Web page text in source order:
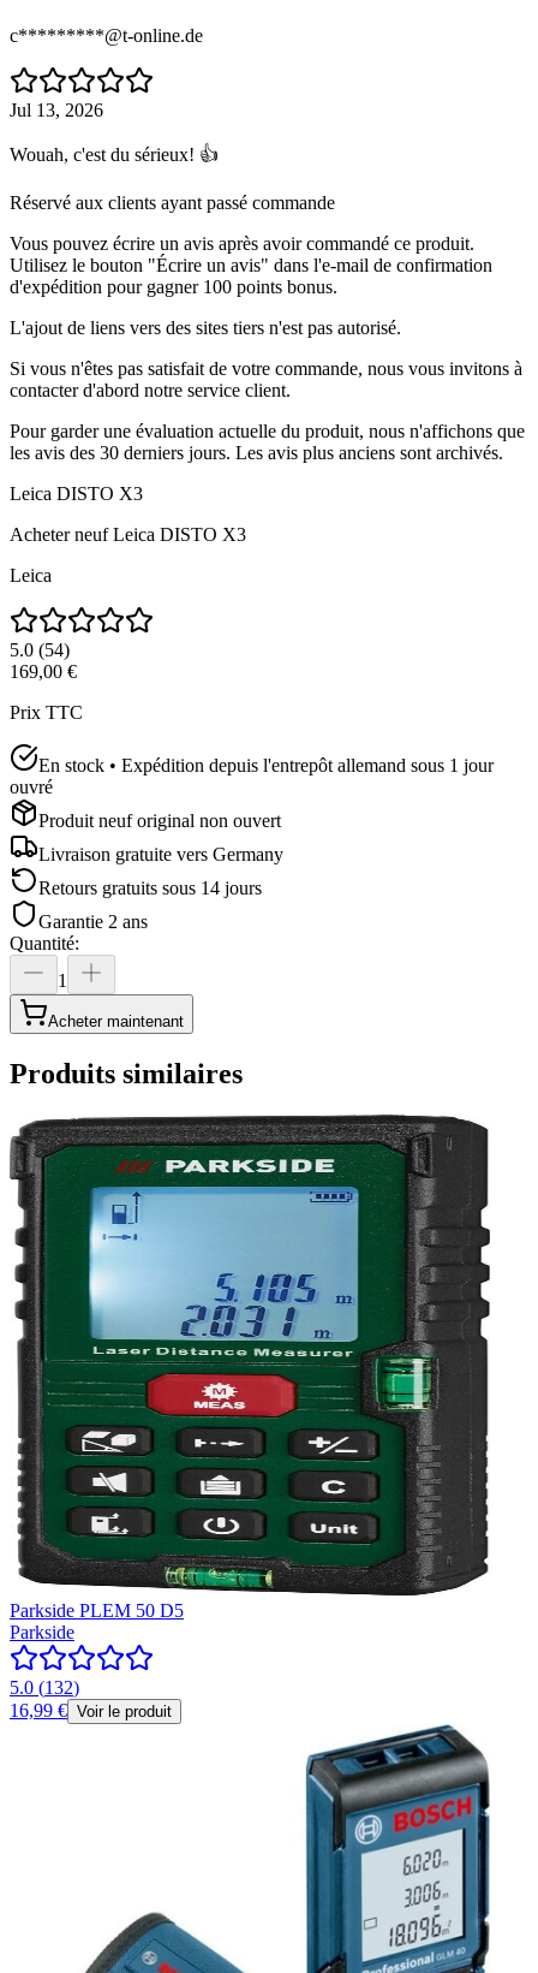
c*********@t-online.de
Jul 13, 2026
Wouah, c'est du sérieux! 👍
Réservé aux clients ayant passé commande
Vous pouvez écrire un avis après avoir commandé ce produit.
Utilisez le bouton "Écrire un avis" dans l'e-mail de confirmation
d'expédition pour gagner 100 points bonus.
L'ajout de liens vers des sites tiers n'est pas autorisé.
Si vous n'êtes pas satisfait de votre commande, nous vous invitons à
contacter d'abord notre service client.
Pour garder une évaluation actuelle du produit, nous n'affichons que
les avis des 30 derniers jours. Les avis plus anciens sont archivés.
Leica DISTO X3
Acheter neuf Leica DISTO X3
Leica
5.0 (54)
169,00 €
Prix TTC
En stock • Expédition depuis l'entrepôt allemand sous 1 jour
ouvré
Produit neuf original non ouvert
Livraison gratuite vers Germany
Retours gratuits sous 14 jours
Garantie 2 ans
Quantité:
1
Acheter maintenant
Produits similaires
Parkside PLEM 50 D5
Parkside
5.0 (132)
16,99 € Voir le produit